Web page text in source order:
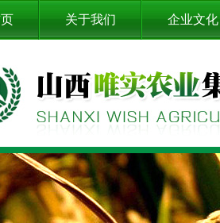
关于我们 企业文化